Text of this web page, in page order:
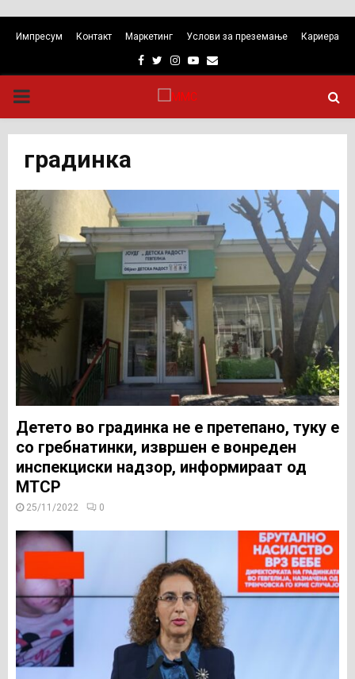
Импресум Контакт Маркетинг Услови за преземање Кариера
Facebook
TwitterInstagram
Youtube
Email
PRIMARY
MENU
градинка
Детето во градинка не е претепано, туку е
со гребнатинки, извршен е вонреден
инспекциски надзор, информираат од
МТСР
25/11/2022 0